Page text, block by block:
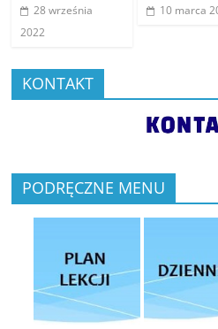
28 września
2022
10 marca
KONTAKT
PODRĘCZNE MENU